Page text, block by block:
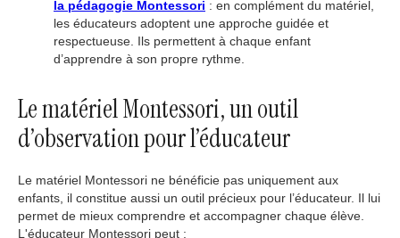
la pédagogie Montessori : en complément du matériel,
les éducateurs adoptent une approche guidée et
respectueuse. Ils permettent à chaque enfant
d’apprendre à son propre rythme.
Le matériel Montessori, un outil
d’observation pour l’éducateur
Le matériel Montessori ne bénéficie pas uniquement aux
enfants, il constitue aussi un outil précieux pour l’éducateur. Il lui
permet de mieux comprendre et accompagner chaque élève.
L'éducateur Montessori peut :